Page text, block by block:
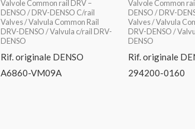
Valvole Common rail DRV –
DENSO / DRV-DENSO C/rail
Valves / Valvula Common Rail
DRV-DENSO / Valvula c/rail DRV-
DENSO
Rif. originale DENSO
A6860-VM09A
Valvole Common
DENSO / DRV-
Valves / Valvula
DRV-DENSO /
DENSO
Rif. originale
294200-0160